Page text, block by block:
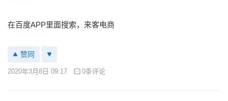
在百度APP里面搜索，来客电商
赞同
2020年3月8日 09:17 0条评论